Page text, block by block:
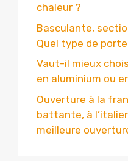
chaleur ?
Basculante,
Quel type de
Vaut-il mieux
en aluminium ou
Ouverture à la
battante, à
meilleure